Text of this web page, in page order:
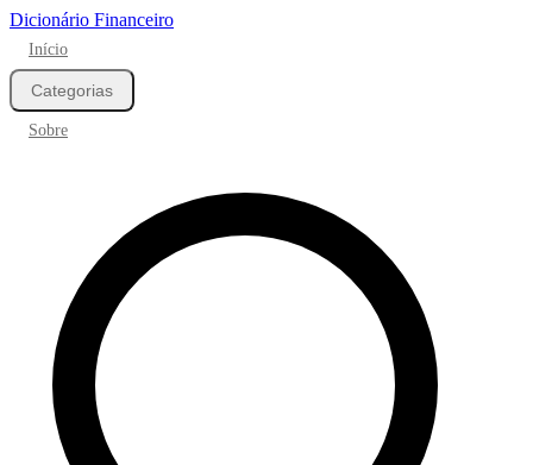
Dicionário Financeiro
Início
Categorias
Sobre